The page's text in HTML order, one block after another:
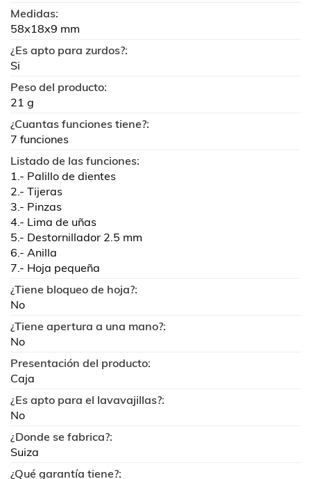
Medidas:
58x18x9 mm
¿Es apto para zurdos?:
Si
Peso del producto:
21 g
¿Cuantas funciones tiene?:
7 funciones
Listado de las funciones:
1.- Palillo de dientes
2.- Tijeras
3.- Pinzas
4.- Lima de uñas
5.- Destornillador 2.5 mm
6.- Anilla
7.- Hoja pequeña
¿Tiene bloqueo de hoja?:
No
¿Tiene apertura a una mano?:
No
Presentación del producto:
Caja
¿Es apto para el lavavajillas?:
No
¿Donde se fabrica?:
Suiza
¿Qué garantía tiene?: